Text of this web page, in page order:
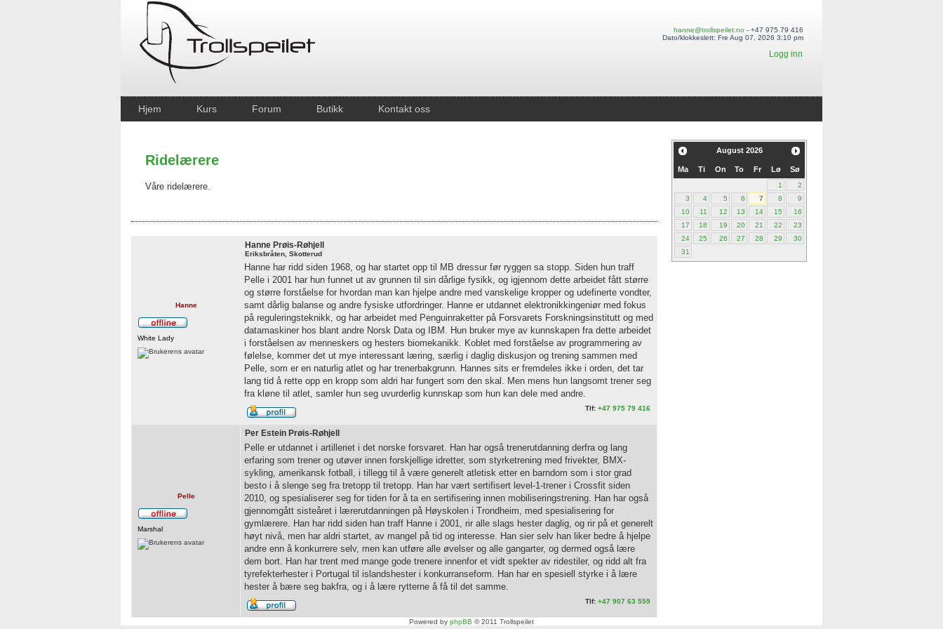
hanne@trollspeilet.no - +47 975 79 416
Dato/klokkeslett: Fre Aug 07, 2026 3:10 pm
Logg inn
Hjem Kurs Forum Butikk Kontakt oss
Ridelærere
Våre ridelærere.
Hanne
White Lady
Hanne Prøis-Røhjell
Eriksbråten, Skotterud
Hanne har ridd siden 1968, og har startet opp til MB dressur før ryggen sa stopp. Siden hun traff
Pelle i 2001 har hun funnet ut av grunnen til sin dårlige fysikk, og igjennom dette arbeidet fått større
og større forståelse for hvordan man kan hjelpe andre med vanskelige kropper og udefinerte vondter,
samt dårlig balanse og andre fysiske utfordringer. Hanne er utdannet elektronikkingeniør med fokus
på reguleringsteknikk, og har arbeidet med Penguinraketter på Forsvarets Forskningsinstitutt og med
datamaskiner hos blant andre Norsk Data og IBM. Hun bruker mye av kunnskapen fra dette arbeidet
i forståelsen av menneskers og hesters biomekanikk. Koblet med forståelse av programmering av
følelse, kommer det ut mye interessant læring, særlig i daglig diskusjon og trening sammen med
Pelle, som er en naturlig atlet og har trenerbakgrunn. Hannes sits er fremdeles ikke i orden, det tar
lang tid å rette opp en kropp som aldri har fungert som den skal. Men mens hun langsomt trener seg
fra kløne til atlet, samler hun seg uvurderlig kunnskap som hun kan dele med andre.
Tlf: +47 975 79 416
Pelle
Marshal
Per Estein Prøis-Røhjell
Pelle er utdannet i artilleriet i det norske forsvaret. Han har også trenerutdanning derfra og lang
erfaring som trener og utøver innen forskjellige idretter, som styrketrening med frivekter, BMX-
sykling, amerikansk fotball, i tillegg til å være generelt atletisk etter en barndom som i stor grad
besto i å slenge seg fra tretopp til tretopp. Han har vært sertifisert level-1-trener i Crossfit siden
2010, og spesialiserer seg for tiden for å ta en sertifisering innen mobiliseringstrening. Han har også
gjennomgått sisteåret i lærerutdanningen på Høyskolen i Trondheim, med spesialisering for
gymlærere. Han har ridd siden han traff Hanne i 2001, rir alle slags hester daglig, og rir på et generelt
høyt nivå, men har aldri startet, av mangel på tid og interesse. Han sier selv han liker bedre å hjelpe
andre enn å konkurrere selv, men kan utføre alle øvelser og alle gangarter, og dermed også lære
dem bort. Han har trent med mange gode trenere innenfor et vidt spekter av ridestiler, og ridd alt fra
tyrefekterhester i Portugal til islandshester i konkurranseform. Han har en spesiell styrke i å lære
hester å bære seg bakfra, og i å lære rytterne å få til det samme.
Tlf: +47 907 63 559
August 2026
Ma Ti On To Fr Lø Sø
1
2
3
4 5 6 7 8
9
10
11 12 13 14 15
16
17
18 19 20 21 22
23
24
25 26 27 28 29
30
31
Powered by phpBB © 2011 Trollspeilet